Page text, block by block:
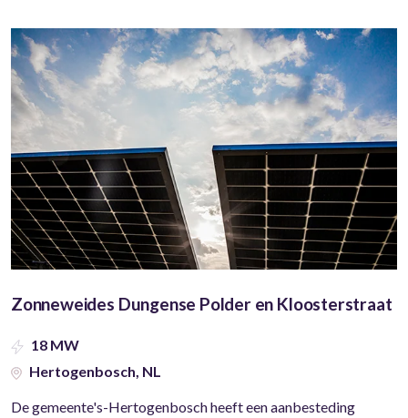
Zonneweides Dungense Polder en Kloosterstraat
18 MW
Hertogenbosch, NL
De gemeente's-Hertogenbosch heeft een aanbesteding